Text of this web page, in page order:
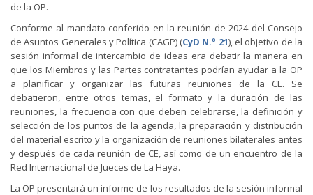
de la OP.
Conforme al mandato conferido en la reunión de 2024 del Consejo
de Asuntos Generales y Política (CAGP) (CyD N.º 21), el objetivo de la
sesión informal de intercambio de ideas era debatir la manera en
que los Miembros y las Partes contratantes podrían ayudar a la OP
a planificar y organizar las futuras reuniones de la CE. Se
debatieron, entre otros temas, el formato y la duración de las
reuniones, la frecuencia con que deben celebrarse, la definición y
selección de los puntos de la agenda, la preparación y distribución
del material escrito y la organización de reuniones bilaterales antes
y después de cada reunión de CE, así como de un encuentro de la
Red Internacional de Jueces de La Haya.
La OP presentará un informe de los resultados de la sesión informal